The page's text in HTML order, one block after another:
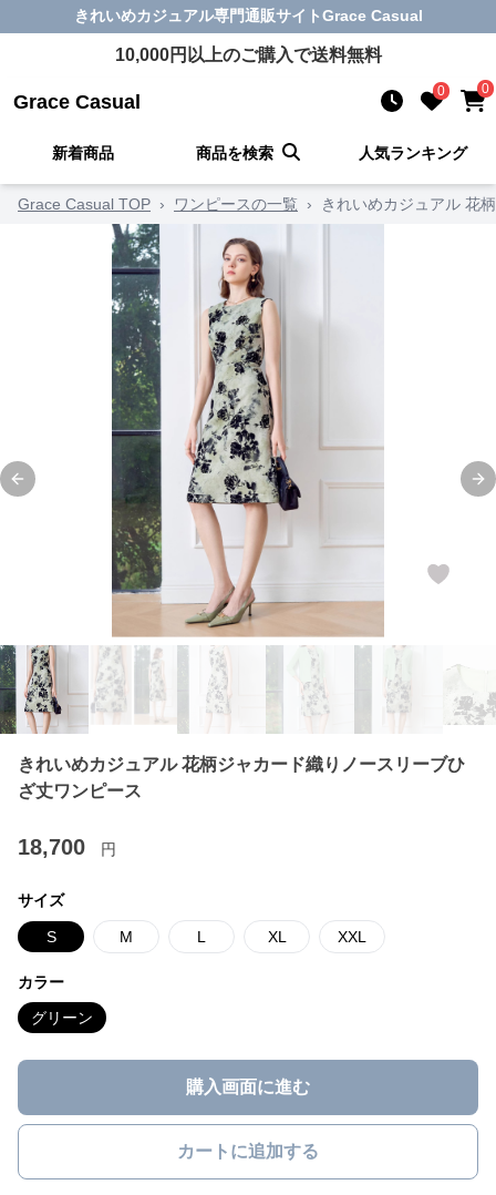
きれいめカジュアル専門通販サイトGrace Casual
10,000円以上のご購入で送料無料
Grace Casual 0 0
新着商品 商品を検索 人気ランキング
Grace Casual TOP › ワンピースの一覧 › きれいめカジュアル 花
Previous slide
きれいめカジュアル 花柄ジャカード織りノースリーブひ
ざ丈ワンピース
18,700 円
サイズ
S M L XL XXL
カラー
グリーン
購入画面に進む
カートに追加する